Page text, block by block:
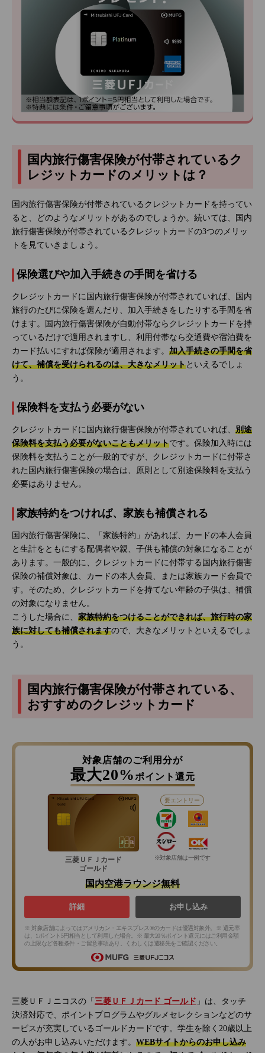
国内旅行傷害保険が付帯されているク
レジットカードのメリットは？
国内旅行傷害保険が付帯されているクレジットカードを持ってい
ると、どのようなメリットがあるのでしょうか。続いては、国内
旅行傷害保険が付帯されているクレジットカードの3つのメリッ
トを見ていきましょう。
保険選びや加入手続きの手間を省ける
クレジットカードに国内旅行傷害保険が付帯されていれば、国内
旅行のたびに保険を選んだり、加入手続きをしたりする手間を省
けます。国内旅行傷害保険が自動付帯ならクレジットカードを持
っているだけで適用されますし、利用付帯なら交通費や宿泊費を
カード払いにすれば保険が適用されます。 加入手続きの手間を省
けて、補償を受けられるのは、大きなメリットといえるでしょ
う。
保険料を支払う必要がない
クレジットカードに国内旅行傷害保険が付帯されていれば、 別途
保険料を支払う必要がないこともメリットです。保険加入時には
保険料を支払うことが一般的ですが、クレジットカードに付帯さ
れた国内旅行傷害保険の場合は、原則として別途保険料を支払う
必要はありません。
家族特約をつければ、家族も補償される
国内旅行傷害保険に、「家族特約」があれば、カードの本人会員
と生計をともにする配偶者や親、子供も補償の対象になることが
あります。一般的に、クレジットカードに付帯する国内旅行傷害
保険の補償対象は、カードの本人会員、または家族カード会員で
す。そのため、クレジットカードを持てない年齢の子供は、補償
の対象になりません。
こうした場合に、 家族特約をつけることができれば、旅行時の家
族に対しても補償されますので、大きなメリットといえるでしょ
う。
国内旅行傷害保険が付帯されている、
おすすめのクレジットカード
対象店舗のご利用分が
最大20% ポイント還元
三菱ＵＦＪカード
ゴールド
要エントリー
※対象店舗は一例です
国内空港ラウンジ無料
詳細 お申し込み
※ 対象店舗によってはアメリカン・エキスプレス®のカードは優遇対象外。※ 還元率
は、1ポイント5円相当として利用した場合。※ 最大20％ポイント還元にはご利用金額
の上限など各種条件・ご留意事項あり。くわしくは遷移先をご確認ください。
三菱ＵＦＪニコスの「 三菱ＵＦＪカード ゴールド 」は、タッチ
決済対応で、ポイントプログラムやグルメセレクションなどのサ
ービスが充実しているゴールドカードです。学生を除く20歳以上
の人がお申し込みいただけます。 WEBサイトからのお申し込み